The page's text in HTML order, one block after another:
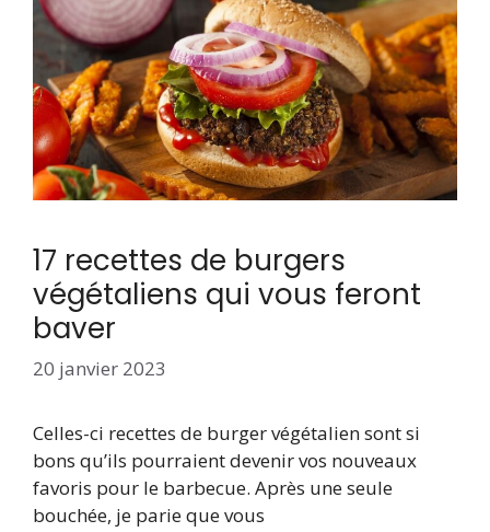
17 recettes de burgers
végétaliens qui vous feront
baver
20 janvier 2023
Celles-ci recettes de burger végétalien sont si
bons qu’ils pourraient devenir vos nouveaux
favoris pour le barbecue. Après une seule
bouchée, je parie que vous